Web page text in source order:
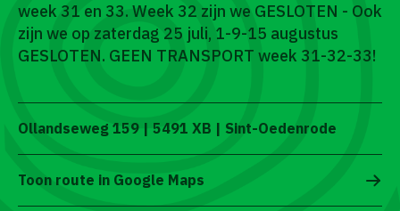
week 31 en 33. Week 32 zijn we GESLOTEN - Ook
zijn we op zaterdag 25 juli, 1-9-15 augustus
GESLOTEN. GEEN TRANSPORT week 31-32-33!
Ollandseweg 159 | 5491 XB | Sint-Oedenrode
Toon route in Google Maps